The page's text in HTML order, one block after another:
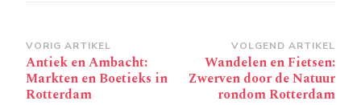
Bericht
navigatie
VORIG ARTIKEL
Antiek en Ambacht:
Markten en Boetieks in
Rotterdam
VOLGEND ARTIKEL
Wandelen en Fietsen:
Zwerven door de Natuur
rondom Rotterdam